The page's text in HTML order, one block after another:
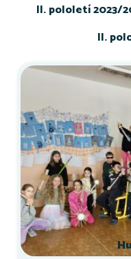
II. pololetí 2023/
II.